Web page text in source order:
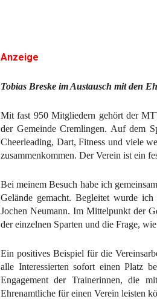
Anzeige
Tobias Breske im Austausch mit den
Mit fast 950 Mitgliedern gehört der
der Gemeinde Cremlingen. Auf dem
Cheerleading, Dart, Fitness und viele
zusammenkommen. Der Verein ist ein
Bei meinem Besuch habe ich
Gelände gemacht. Begleitet wurde
Jochen Neumann. Im Mittelpunkt der
der einzelnen Sparten und die Frage,
Ein positives Beispiel für die
alle Interessierten sofort einen Platz
Engagement der Trainerinnen, die
Ehrenamtliche für einen Verein leisten